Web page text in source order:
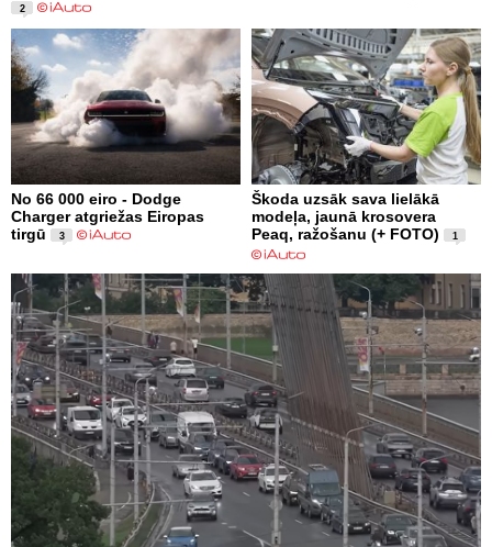
2
No 66 000 eiro - Dodge
Charger atgriežas Eiropas
tirgū
3
Škoda uzsāk sava lielākā
modeļa, jaunā krosovera
Peaq, ražošanu (+ FOTO)
1